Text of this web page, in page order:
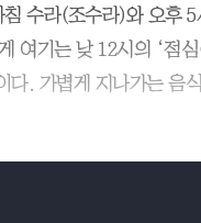
침 수라(조수라)와 오후
여기는 낮 12시의 ‘점
다. 가볍게 지나가는 음